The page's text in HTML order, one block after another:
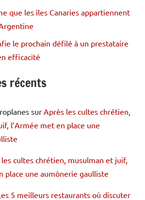
que les îles Canaries appartiennent
le prochain défilé à un prestataire
efficacité
récents
sur Après les cultes chrétien,
l’Armée met en place une
cultes chrétien, musulman et juif,
place une aumônerie gaulliste
5 meilleurs restaurants où discuter